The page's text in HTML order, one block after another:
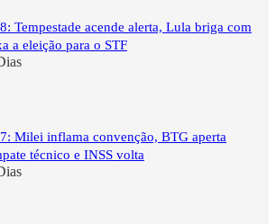
Tempestade acende alerta, Lula briga com
a eleição para o STF
Milei inflama convenção, BTG aperta
técnico e INSS volta